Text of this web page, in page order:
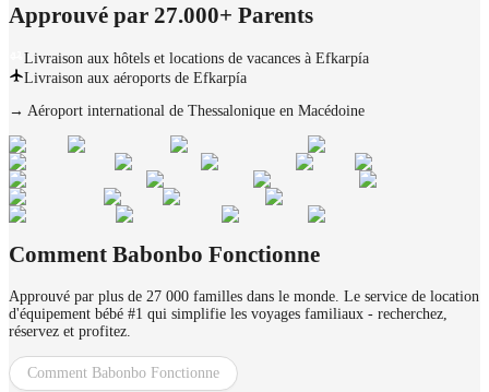
Approuvé par 27.000+ Parents
Livraison aux hôtels et locations de vacances à Efkarpía
Livraison aux aéroports de Efkarpía
→ Aéroport international de Thessalonique en Macédoine
Comment Babonbo Fonctionne
Approuvé par plus de 27 000 familles dans le monde. Le service de location
d'équipement bébé #1 qui simplifie les voyages familiaux - recherchez,
réservez et profitez.
Comment Babonbo Fonctionne